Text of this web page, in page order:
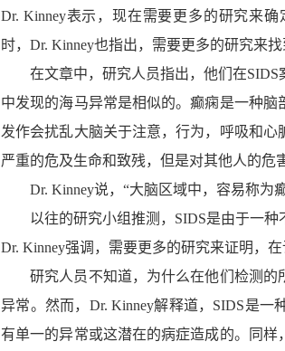
Dr. Kinney表示，现在需要更多的研究来
时，Dr. Kinney也指出，需要更多的研究来
在文章中，研究人员指出，他们在SIDS
中发现的海马异常是相似的。癫痫是一种
发作会扰乱大脑关于注意，行为，呼吸和
严重的危及生命和致残，但是对其他人的危
Dr. Kinney说，“大脑区域中，容易称为
以往的研究小组推测，SIDS是由于一种
Dr. Kinney强调，需要更多的研究来证明，
研究人员不知道，为什么在他们检测的
异常。然而，Dr. Kinney解释道，SIDS是
有单一的异常或这潜在的病症造成的。同